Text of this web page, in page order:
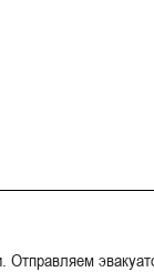
Отправляем